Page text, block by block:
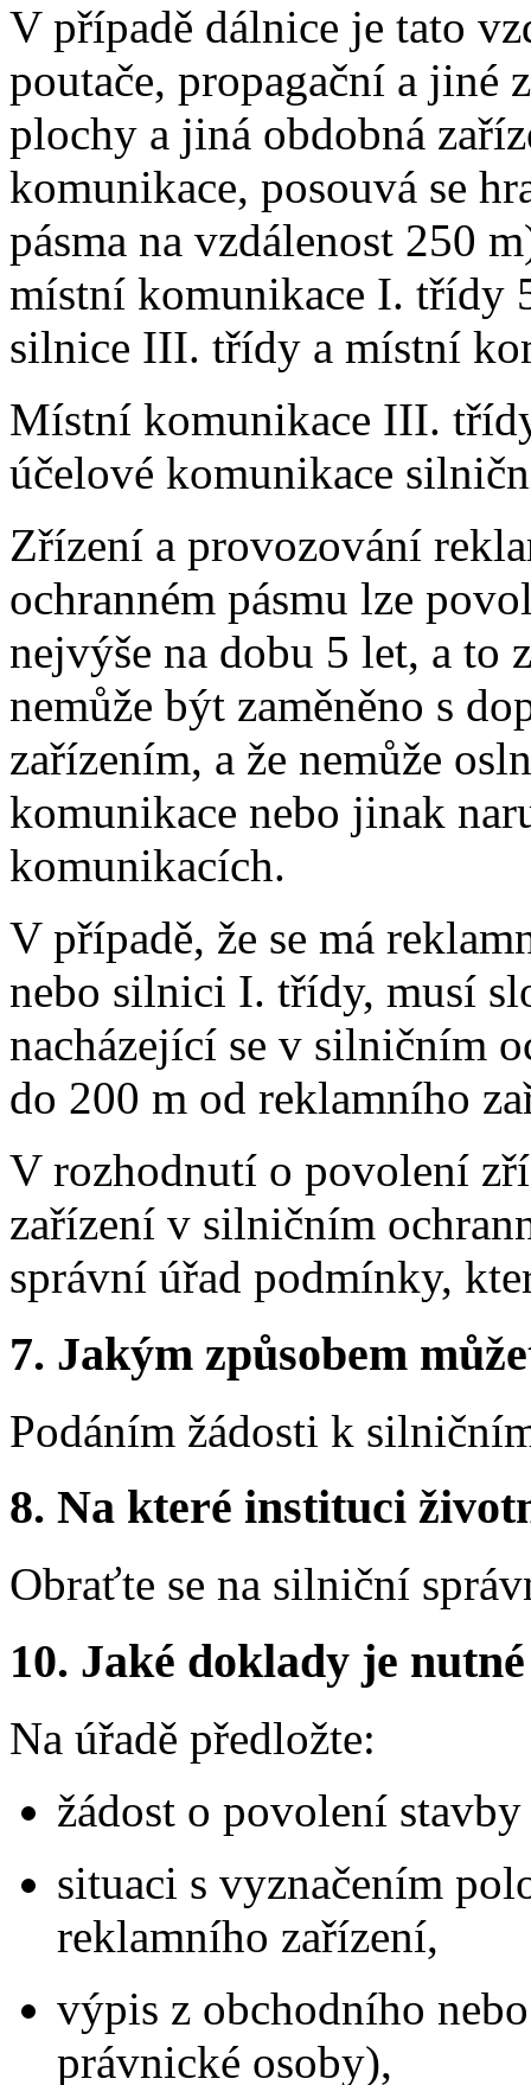
V případě dálnice je tato
poutače, propagační a jiné
plochy a jiná obdobná
komunikace, posouvá se
pásma na vzdálenost 250
místní komunikace I. třídy
silnice III. třídy a místní
Místní komunikace III.
účelové komunikace
Zřízení a provozování
ochranném pásmu lze
nejvýše na dobu 5 let, a to
nemůže být zaměněno s
zařízením, a že nemůže
komunikace nebo jinak
komunikacích.
V případě, že se má
nebo silnici I. třídy, musí
nacházející se v silničním
do 200 m od reklamního
V rozhodnutí o povolení
zařízení v silničním
správní úřad podmínky,
7. Jakým způsobem
Podáním žádosti k
8. Na které instituci
Obraťte se na silniční
10. Jaké doklady je
Na úřadě předložte:
žádost o povolení
situaci s vyznačením
reklamního zařízení,
výpis z obchodního
právnické osoby),